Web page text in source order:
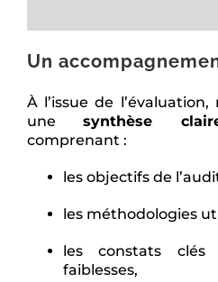
Un
À l’issue de
unesynthèse
comprenant :
les objectifs de
les méthodologies
les constats
faiblesses,